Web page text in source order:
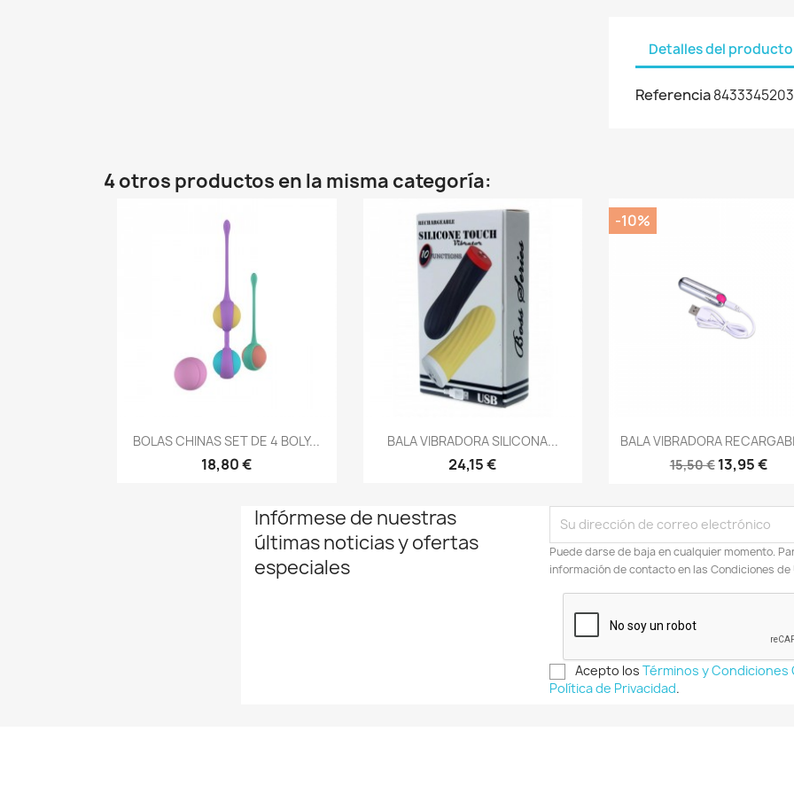
Detalles del producto
Referencia
4 otros productos en la misma categoría:
Vista rápida
BOLAS CHINAS SET DE 4 BOLY...
18,80 €
Vista rápida
BALA VIBRADORA SILICONA...
24,15 €
Vista rápida
BALA VIBRADORA
15,50 € 13,95 €
-10%
Infórmese de nuestras
últimas noticias y ofertas
especiales
Puede darse de baja en cualquier momento.
información de contacto en las Condiciones de
Acepto losTérminos y Condiciones
Política de Privacidad.